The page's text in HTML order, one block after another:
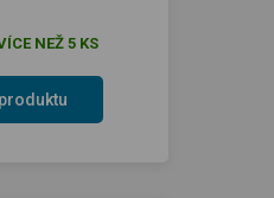
NEŽ 5 KS